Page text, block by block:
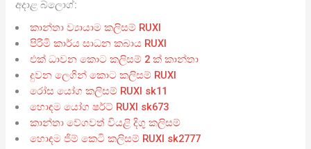
අදාළ බ්ලොග්:
කාන්තා ව්‍යායාම කලිසම් RUXI
පිරිමි කාර්ය සාධන කබාය RUXI
එක් ධාවන කොට කලිසම් 2 ක් කාන්තා
දුවන ලෙගින් කොට කලිසම් RUXI
රෝස යෝග කලිසම් RUXI sk11
හොඳම යෝග ෂර්ට් RUXI sk673
කාන්තා වේගවත් වියළි දිගු කලිසම්
හොඳම ජිම් කෙටි කලිසම් RUXI sk2777